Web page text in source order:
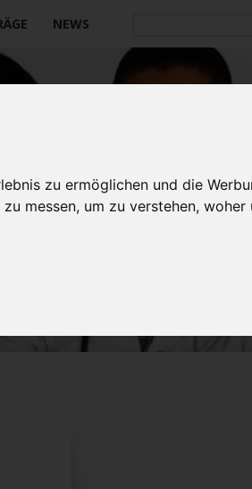
zu ermöglichen und die
messen, um zu verstehen, woher
NEWS